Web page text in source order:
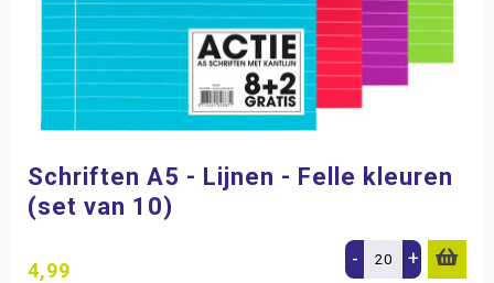
Schriften A5 - Lijnen - Felle kleuren
(set van 10)
4,99 - +